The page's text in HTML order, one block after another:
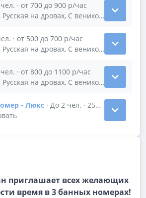
· от 700 до 900 р/час
на дровах, С веником · бассейн
зала Номер 1
· от 500 до 700 р/час
Русская на дровах, С веником · камин
зала Номер 2
· от 800 до 1100 р/час
на дровах, С веником · бассейн
зала Номер 3
- Люкс · До 2 чел. · 250 р/час
зала Гостиничный номер -
приглашает всех желающих
время в 3 банных номерах!